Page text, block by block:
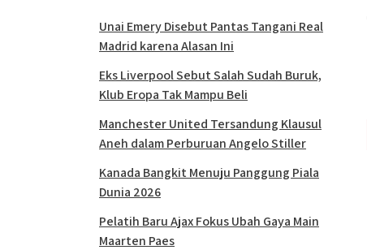
Unai Emery Disebut Pantas Tangani Real
Madrid karena Alasan Ini
Eks Liverpool Sebut Salah Sudah Buruk,
Klub Eropa Tak Mampu Beli
Manchester United Tersandung Klausul
Aneh dalam Perburuan Angelo Stiller
Kanada Bangkit Menuju Panggung Piala
Dunia 2026
Pelatih Baru Ajax Fokus Ubah Gaya Main
Maarten Paes